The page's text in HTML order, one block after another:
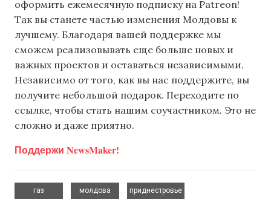
оформить ежемесячную подписку на Patreon!
Так вы станете частью изменения Молдовы к
лучшему. Благодаря вашей поддержке мы
сможем реализовывать еще больше новых и
важных проектов и оставаться независимыми.
Независимо от того, как вы нас поддержите, вы
получите небольшой подарок. Переходите по
ссылке, чтобы стать нашим соучастником. Это не
сложно и даже приятно.
Поддержи NewsMaker!
газ
молдова
приднестровье